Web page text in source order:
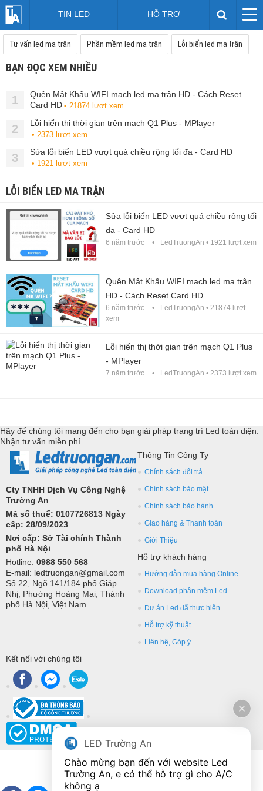
TIN LED HỖ TRỢ
Tư vấn led ma trận Phần mềm led ma trận Lỗi biển led ma trận
BẠN ĐỌC XEM NHIỀU
1
Quên Mật Khẩu WIFI mạch led ma trận HD - Cách Reset
Card HD • 21874 lượt xem
2 Lỗi hiển thị thời gian trên mạch Q1 Plus - MPlayer
• 2373 lượt xem
3 Sửa lỗi biển LED vượt quá chiều rộng tối đa - Card HD
• 1921 lượt xem
LỖI BIỂN LED MA TRẬN
Sửa lỗi biển LED vượt quá chiều rộng tối
đa - Card HD
6 năm trước LedTruongAn • 1921 lượt xem
Quên Mật Khẩu WIFI mạch led ma trận
HD - Cách Reset Card HD
6 năm trước LedTruongAn • 21874 lượt
xem
Lỗi hiển thị thời gian trên mạch Q1 Plus
- MPlayer
7 năm trước LedTruongAn • 2373 lượt xem
Hãy để chúng tôi mang đến cho bạn giải pháp trang trí Led toàn diện.
Nhận tư vấn miễn phí
Cty TNHH Dịch Vụ Công Nghệ
Trường An
Mã số thuế: 0107726813 Ngày
cấp: 28/09/2023
Nơi cấp: Sở Tài chính Thành
phố Hà Nội
Hotline: 0988 550 568
E-mail: ledtruongan@gmail.com
Số 22, Ngõ 141/184 phố Giáp
Nhị, Phường Hoàng Mai, Thành
phố Hà Nội, Việt Nam
Thông Tin Công Ty
Chính sách đổi trả
Chính sách bảo mật
Chính sách bảo hành
Giao hàng & Thanh toán
Giới Thiệu
Hỗ trợ khách hàng
Hướng dẫn mua hàng Online
Download phần mềm Led
Dự án Led đã thực hiện
Hỗ trợ kỹ thuật
Liên hệ, Góp ý
Kết nối với chúng tôi
LED Trường An
Chào mừng bạn đến với website Led
Trường An, e có thể hỗ trợ gì cho A/C
không ạ